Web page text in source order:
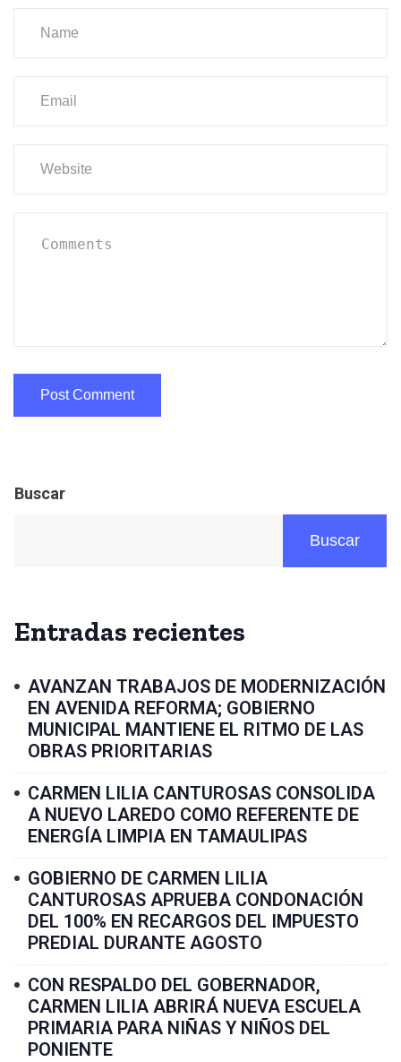
Buscar
Buscar
Entradas recientes
AVANZAN TRABAJOS DE MODERNIZACIÓN
EN AVENIDA REFORMA; GOBIERNO
MUNICIPAL MANTIENE EL RITMO DE LAS
OBRAS PRIORITARIAS
CARMEN LILIA CANTUROSAS CONSOLIDA
A NUEVO LAREDO COMO REFERENTE DE
ENERGÍA LIMPIA EN TAMAULIPAS
GOBIERNO DE CARMEN LILIA
CANTUROSAS APRUEBA CONDONACIÓN
DEL 100% EN RECARGOS DEL IMPUESTO
PREDIAL DURANTE AGOSTO
CON RESPALDO DEL GOBERNADOR,
CARMEN LILIA ABRIRÁ NUEVA ESCUELA
PRIMARIA PARA NIÑAS Y NIÑOS DEL
PONIENTE